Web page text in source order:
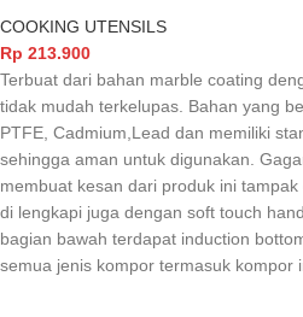
COOKING UTENSILS
Rp 213.900
Terbuat dari bahan marble coating
tidak mudah terkelupas. Bahan yang
PTFE, Cadmium,Lead dan memiliki
sehingga aman untuk digunakan.
membuat kesan dari produk ini
di lengkapi juga dengan soft touch
bagian bawah terdapat induction
semua jenis kompor termasuk kompor